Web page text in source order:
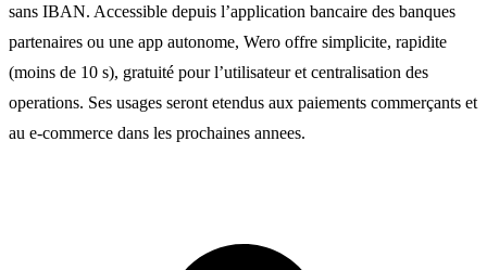
sans IBAN. Accessible depuis l’application bancaire des banques
partenaires ou une app autonome, Wero offre simplicite, rapidite
(moins de 10 s), gratuité pour l’utilisateur et centralisation des
operations. Ses usages seront etendus aux paiements commerçants et
au e-commerce dans les prochaines annees.